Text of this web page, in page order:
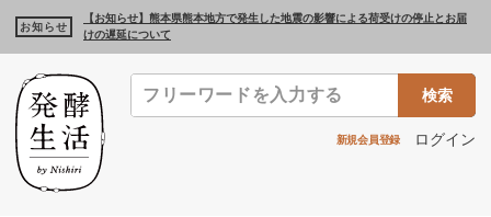
お知らせ
【お知らせ】熊本県熊本地方で発生した地震の影響による荷受けの停止とお届
けの遅延について
検索
新規会員登録 ログイン